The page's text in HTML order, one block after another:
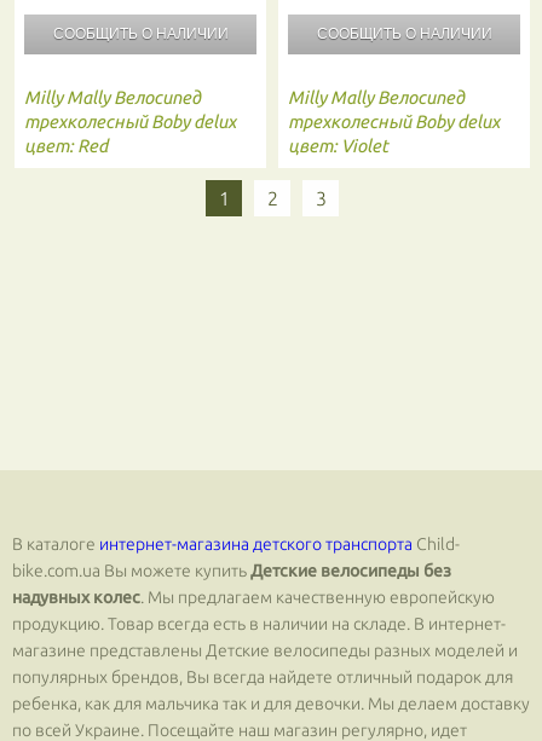
СООБЩИТЬ О НАЛИЧИИ
Milly Mally Велосипед
трехколесный Boby delux
цвет: Red
СООБЩИТЬ О НАЛИЧИИ
Milly Mally Велосипед
трехколесный Boby delux
цвет: Violet
1 2 3
В каталоге интернет-магазина детского транспорта Сhild-
bike.com.ua Вы можете купитьДетские велосипеды без
надувных колес. Мы предлагаем качественную европейскую
продукцию. Товар всегда есть в наличии на складе. В интернет-
магазине представлены Детские велосипеды разных моделей и
популярных брендов, Вы всегда найдете отличный подарок для
ребенка, как для мальчика так и для девочки. Мы делаем доставку
по всей Украине. Посещайте наш магазин регулярно, идет